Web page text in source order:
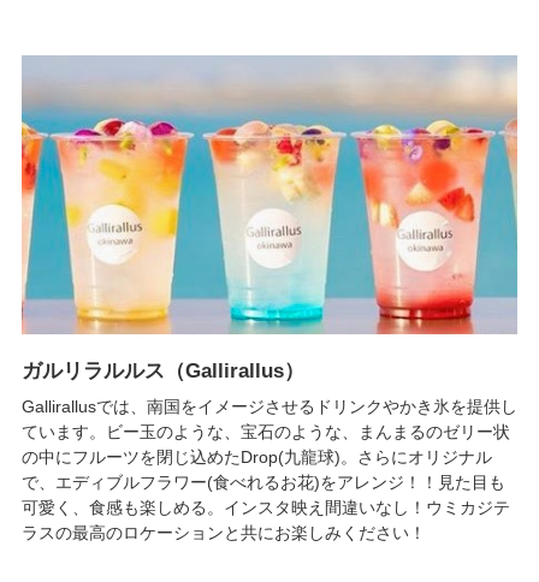
ガルリラルルス（Gallirallus）
Gallirallusでは、南国をイメージさせるドリンクやかき氷を提供し
ています。ビー玉のような、宝石のような、まんまるのゼリー状
の中にフルーツを閉じ込めたDrop(九龍球)。さらにオリジナル
で、エディブルフラワー(食べれるお花)をアレンジ！！見た目も
可愛く、食感も楽しめる。インスタ映え間違いなし！ウミカジテ
ラスの最高のロケーションと共にお楽しみください！